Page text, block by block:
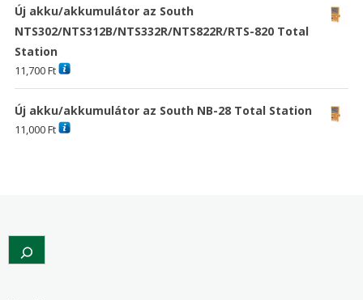
Új akku/akkumulátor az South
NTS302/NTS312B/NTS332R/NTS822R/RTS-820 Total
Station
11,700Ft
Új akku/akkumulátor az South NB-28 Total Station
11,000Ft
Search